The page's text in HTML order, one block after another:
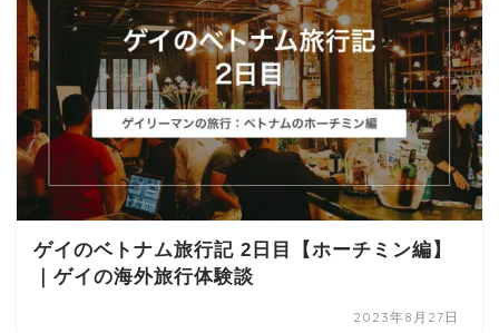
ゲイのベトナム旅行記 2日目【ホーチミン編】
｜ゲイの海外旅行体験談
2023年8月27日